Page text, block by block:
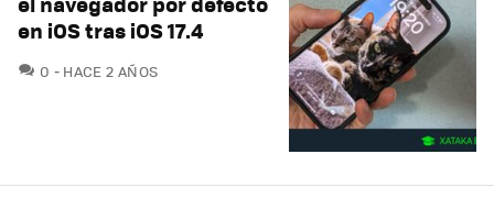
en iOS tras iOS 17.4
0 COMENTARIOS
HACE 2 AÑOS